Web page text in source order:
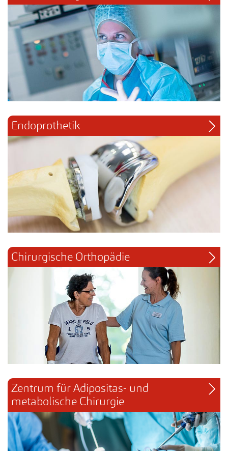
Endoprothetik
Chirurgische Orthopädie
Zentrum für Adipositas- und
metabolische Chirurgie